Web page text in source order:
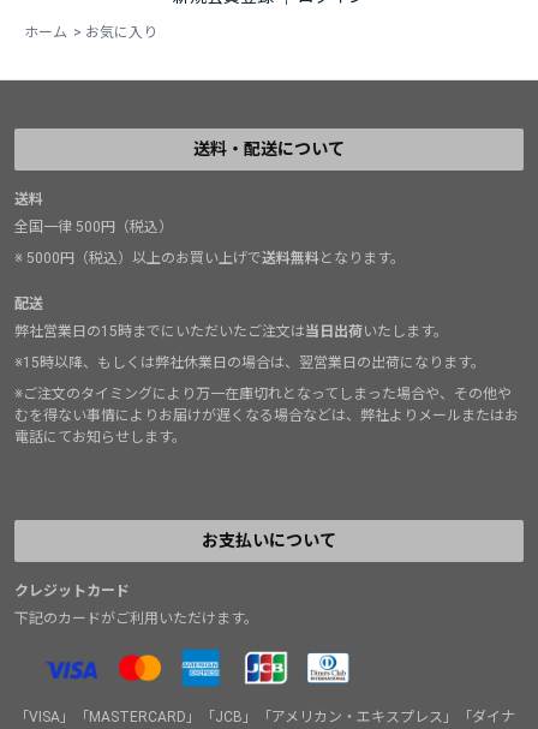
ホーム > お気に入り
送料・配送について
送料
全国一律 500円（税込）
※ 5000円（税込）以上のお買い上げで送料無料となります。
配送
弊社営業日の15時までにいただいたご注文は当日出荷いたします。
※15時以降、もしくは弊社休業日の場合は、翌営業日の出荷になります。
※ご注文のタイミングにより万一在庫切れとなってしまった場合や、その他や
むを得ない事情によりお届けが遅くなる場合などは、弊社よりメールまたはお
電話にてお知らせします。
お支払いについて
クレジットカード
下記のカードがご利用いただけます。
「VISA」「MASTERCARD」「JCB」「アメリカン・エキスプレス」「ダイナ